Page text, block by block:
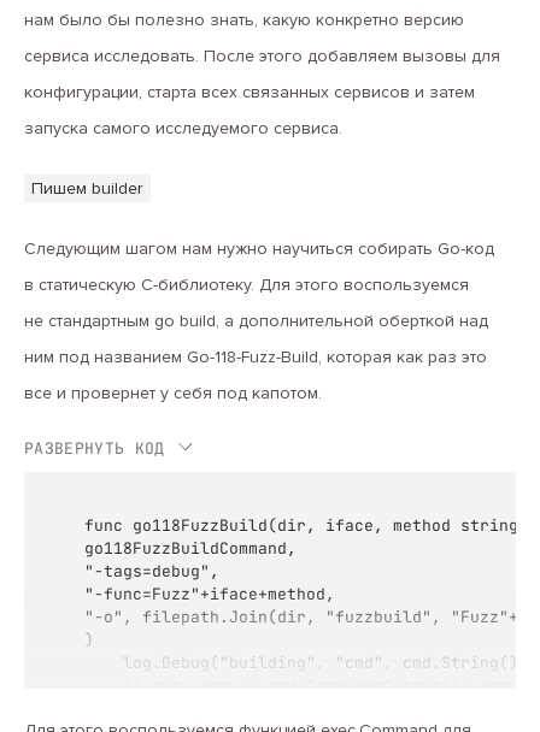
нам было бы полезно знать, какую конкретно версию
сервиса исследовать. После этого добавляем вызовы для
конфигурации, старта всех связанных сервисов и затем
запуска самого исследуемого сервиса.
Пишем builder
Следующим шагом нам нужно научиться собирать Go-код
в статическую C-библиотеку. Для этого воспользуемся
не стандартным go build, а дополнительной оберткой над
ним под названием Go-118-Fuzz-Build, которая как раз это
все и провернет у себя под капотом.
func go118FuzzBuild(dir, iface, method string,
go118FuzzBuildCommand,
"-tags=debug",
"-func=Fuzz"+iface+method,
"-o", filepath.Join(dir, "fuzzbuild",
)
    log.Debug("building", "cmd", cmd.String())
РАЗВЕРНУТЬ КОД